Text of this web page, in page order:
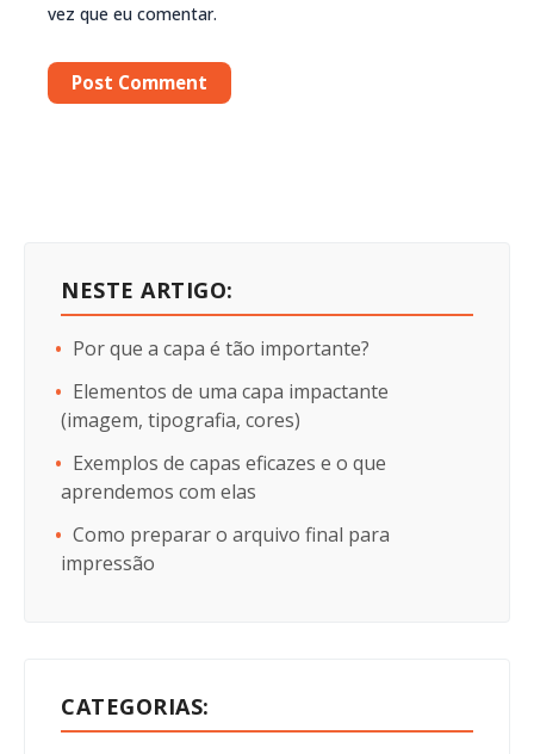
vez que eu comentar.
NESTE ARTIGO:
Por que a capa é tão importante?
Elementos de uma capa impactante
(imagem, tipografia, cores)
Exemplos de capas eficazes e o que
aprendemos com elas
Como preparar o arquivo final para
impressão
CATEGORIAS: